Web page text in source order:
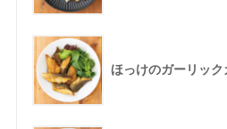
ほっけのガーリッ